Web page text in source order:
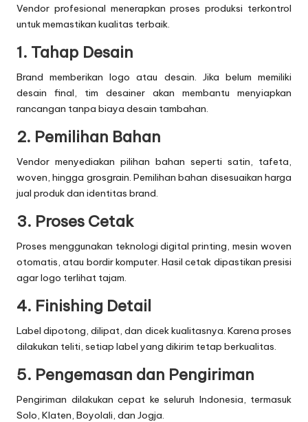
Vendor profesional menerapkan proses produksi terkontrol
untuk memastikan kualitas terbaik.
1. Tahap Desain
Brand memberikan logo atau desain. Jika belum memiliki
desain final, tim desainer akan membantu menyiapkan
rancangan tanpa biaya desain tambahan.
2. Pemilihan Bahan
Vendor menyediakan pilihan bahan seperti satin, tafeta,
woven, hingga grosgrain. Pemilihan bahan disesuaikan harga
jual produk dan identitas brand.
3. Proses Cetak
Proses menggunakan teknologi digital printing, mesin woven
otomatis, atau bordir komputer. Hasil cetak dipastikan presisi
agar logo terlihat tajam.
4. Finishing Detail
Label dipotong, dilipat, dan dicek kualitasnya. Karena proses
dilakukan teliti, setiap label yang dikirim tetap berkualitas.
5. Pengemasan dan Pengiriman
Pengiriman dilakukan cepat ke seluruh Indonesia, termasuk
Solo, Klaten, Boyolali, dan Jogja.